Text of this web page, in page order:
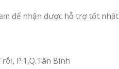
để nhận được hỗ trợ tốt nhất
P.1,Q.Tân Bình